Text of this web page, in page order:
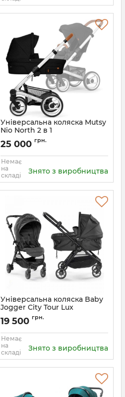
Універсальна коляска Mutsy
Nio North 2 в 1
25 000 грн.
Немає
на
складі
Знято з виробництва
Універсальна коляска Baby
Jogger City Tour Lux
19 500 грн.
Немає
на
складі
Знято з виробництва